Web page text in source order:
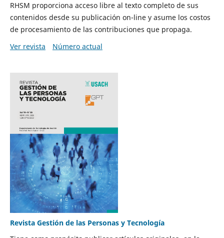
RHSM proporciona acceso libre al texto completo de sus
contenidos desde su publicación on-line y asume los costos
de procesamiento de las contribuciones que propaga.
Ver revista
Número actual
Revista Gestión de las Personas y Tecnología